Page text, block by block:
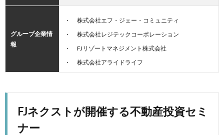
グループ企業情
報
株式会社エフ・ジェー・コミュニティ
株式会社レジテックコーポレーション
FJリゾートマネジメント株式会社
株式会社アライドライフ
FJネクストが開催する不動産投資セミ
ナー